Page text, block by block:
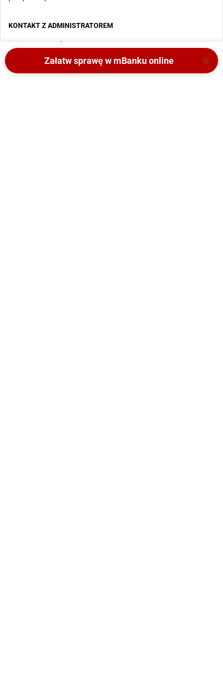
KONTAKT Z ADMINISTRATOREM
REGULAMIN I POLITYKA
Załatw sprawę w mBanku online